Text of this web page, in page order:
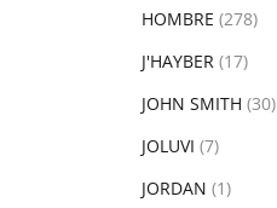
HOMBRE (278)
J'HAYBER (17)
JOHN SMITH (30)
JOLUVI (7)
JORDAN (1)